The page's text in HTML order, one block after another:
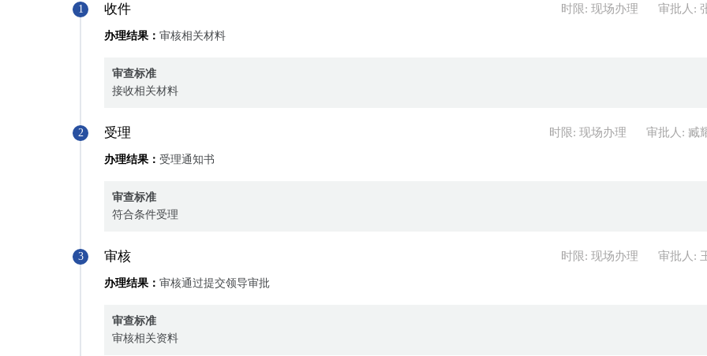
1 收件 时限: 现场办理 审批人:
办理结果： 审核相关材料
审查标准
接收相关材料
2 受理 时限: 现场办理 审批人: 臧
办理结果： 受理通知书
审查标准
符合条件受理
3 审核 时限: 现场办理 审批人:
办理结果： 审核通过提交领导审批
审查标准
审核相关资料